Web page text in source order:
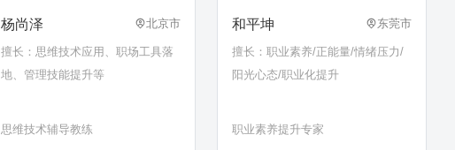
杨尚泽 北京市
擅长：思维技术应用、职场工具落
地、管理技能提升等
思维技术辅导教练
和平坤 东莞市
擅长：职业素养/正能量/情绪压力/
阳光心态/职业化提升
职业素养提升专家